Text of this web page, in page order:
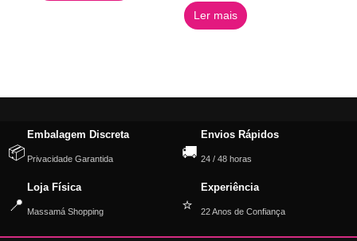
Ler mais
📦
Embalagem Discreta
Privacidade Garantida 🚚
Envios Rápidos
24 / 48 horas
📍
Loja Física
Massamá Shopping ⭐
Experiência
22 Anos de Confiança